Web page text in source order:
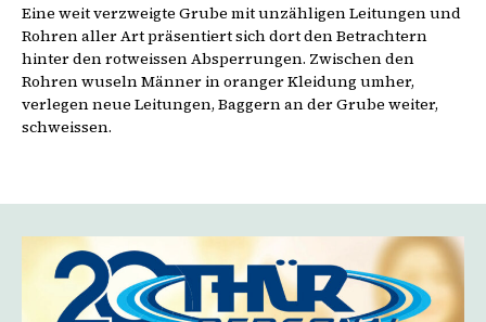
Eine weit verzweigte Grube mit unzähligen Leitungen und
Rohren aller Art präsentiert sich dort den Betrachtern
hinter den rotweissen Absperrungen. Zwischen den
Rohren wuseln Männer in oranger Kleidung umher,
verlegen neue Leitungen, Baggern an der Grube weiter,
schweissen.